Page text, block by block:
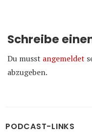
Schreibe
Du musst angemeldet
abzugeben.
PODCAST-LINKS